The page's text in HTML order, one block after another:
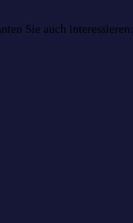
Sie auch interessieren: